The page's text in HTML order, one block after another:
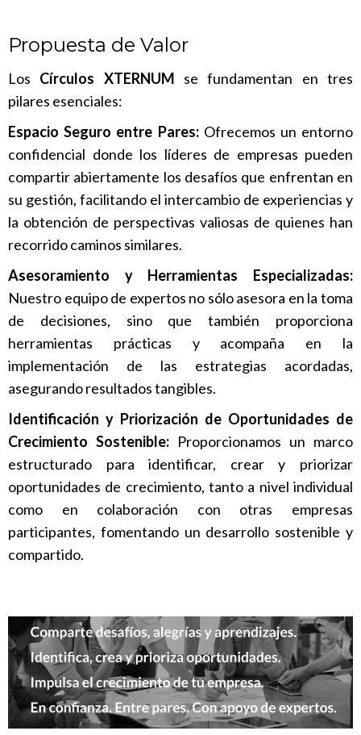
Propuesta de Valor
Los Círculos XTERNUM se fundamentan en tres
pilares esenciales:
Espacio Seguro entre Pares:Ofrecemos un entorno
confidencial donde los líderes de empresas pueden
compartir abiertamente los desafíos que enfrentan en
su gestión, facilitando el intercambio de experiencias y
la obtención de perspectivas valiosas de quienes han
recorrido caminos similares.
Asesoramiento y Herramientas Especializadas:
Nuestro equipo de expertos no sólo asesora en la toma
de decisiones, sino que también proporciona
herramientas prácticas y acompaña en la
implementación de las estrategias acordadas,
asegurando resultados tangibles.
Identificación y Priorización de Oportunidades de
Crecimiento Sostenible: Proporcionamos un marco
estructurado para identificar, crear y priorizar
oportunidades de crecimiento, tanto a nivel individual
como en colaboración con otras empresas
participantes, fomentando un desarrollo sostenible y
compartido.